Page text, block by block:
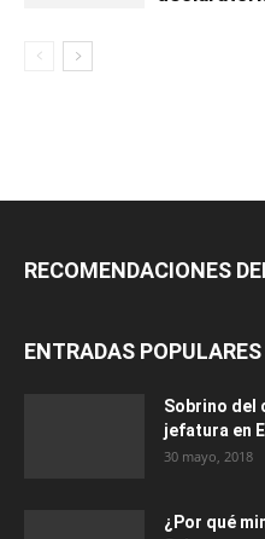
RECOMENDACIONES
ENTRADAS POPULARES
Sobrino del
jefatura en
30 mayo, 2018
¿Por qué